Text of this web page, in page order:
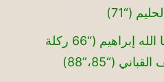
أهداف السكة الحديد : عطا الله إبراهيم (“66 ركلة
(“85،”88)